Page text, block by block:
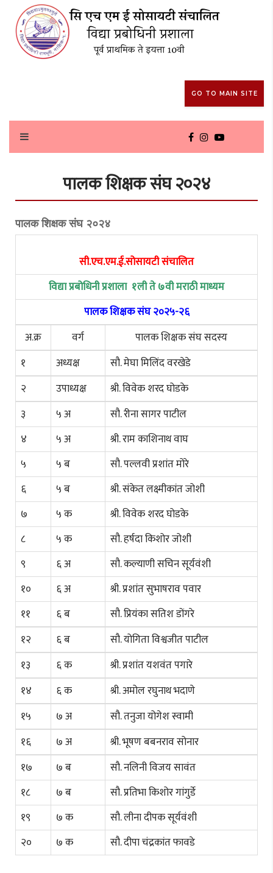
GO TO MAIN SITE
पालक शिक्षक संघ २०२४
पालक शिक्षक संघ २०२४
सी.एच.एम.ई.सोसायटी संचालित
विद्या प्रबोधिनी प्रशाला १ली ते ७वी मराठी माध्यम
पालक शिक्षक संघ २०२५-२६
अ.क्र
वर्ग
पालक शिक्षक संघ सदस्य
१
अध्यक्ष
सौ. मेघा मिलिंद वरखेडे
२
उपाध्यक्ष
श्री. विवेक शरद घोडके
३
५ अ
सौ. रीना सागर पाटील
४
५ अ
श्री. राम काशिनाथ वाघ
५
५ ब
सौ. पल्लवी प्रशांत मोरे
६
५ ब
श्री. संकेत लक्ष्मीकांत जोशी
७
५ क
श्री. विवेक शरद घोडके
८
५ क
सौ. हर्षदा किशोर जोशी
९
६ अ
सौ. कल्याणी सचिन सूर्यवंशी
१०
६ अ
श्री. प्रशांत सुभाषराव पवार
११
६ ब
सौ. प्रियंका सतिश डोंगरे
१२
६ ब
सौ. योगिता विश्वजीत पाटील
१३
६ क
श्री. प्रशांत यशवंत पगारे
१४
६ क
श्री. अमोल रघुनाथ भदाणे
१५
७ अ
सौ. तनुजा योगेश स्वामी
१६
७ अ
श्री. भूषण बबनराव सोनार
१७
७ ब
सौ. नलिनी विजय सावंत
१८
७ ब
सौ. प्रतिभा किशोर गांगुर्डे
१९
७ क
सौ. लीना दीपक सूर्यवंशी
२०
७ क सौ. दीपा चंद्रकांत फावडे